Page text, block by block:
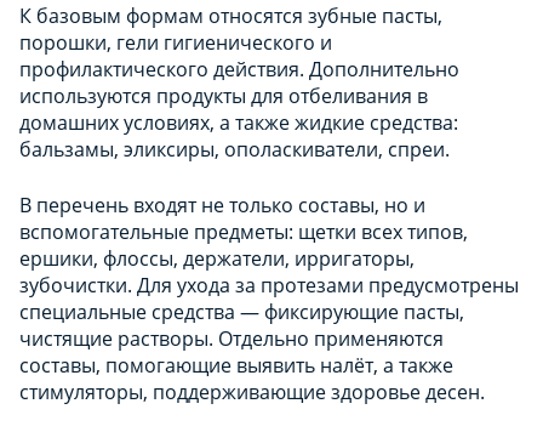
К базовым формам относятся зубные пасты,
порошки, гели гигиенического и
профилактического действия. Дополнительно
используются продукты для отбеливания в
домашних условиях, а также жидкие средства:
бальзамы, эликсиры, ополаскиватели, спреи.
В перечень входят не только составы, но и
вспомогательные предметы: щетки всех типов,
ершики, флоссы, держатели, ирригаторы,
зубочистки. Для ухода за протезами предусмотрены
специальные средства — фиксирующие пасты,
чистящие растворы. Отдельно применяются
составы, помогающие выявить налёт, а также
стимуляторы, поддерживающие здоровье десен.